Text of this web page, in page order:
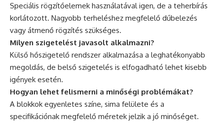
Speciális rögzítőelemek használatával igen, de a teherbírás
korlátozott. Nagyobb terheléshez megfelelő dűbelezés
vagy átmenő rögzítés szükséges.
Milyen szigetelést javasolt alkalmazni?
Külső hőszigetelő rendszer alkalmazása a leghatékonyabb
megoldás, de belső szigetelés is elfogadható lehet kisebb
igények esetén.
Hogyan lehet felismerni a minőségi problémákat?
A blokkok egyenletes színe, sima felülete és a
specifikációnak megfelelő méretek jelzik a jó minőséget.